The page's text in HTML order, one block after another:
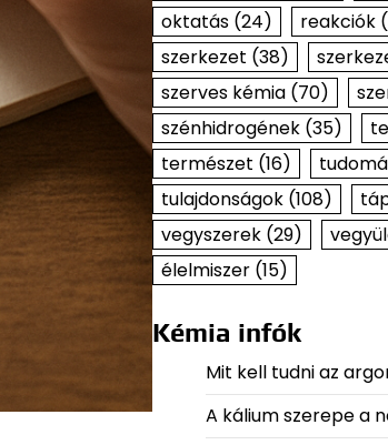
oktatás(24) reakciók
szerkezet (38)
szerves kémia(70)
szénhidrogének(35)
természet (16)
tulajdonságok(108)
vegyszerek(29)
élelmiszer(15)
Kémia infók
Mit kell tudni az
A kálium szerepe a